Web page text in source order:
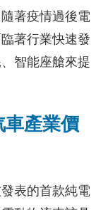
著疫情過後電
著行業快速發
智能座艙來提
車產業價
表的首款純電